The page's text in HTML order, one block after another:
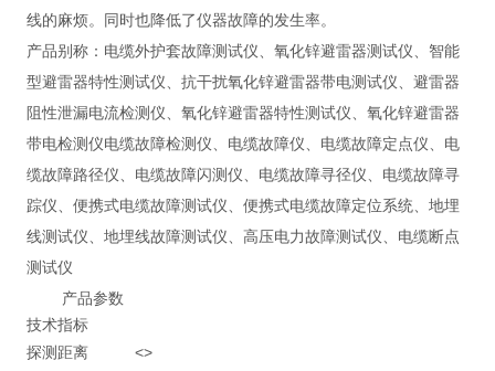
线的麻烦。同时也降低了仪器故障的发生率。
产品别称：电缆外护套故障测试仪、氧化锌避雷器测试仪、智能
型避雷器特性测试仪、抗干扰氧化锌避雷器带电测试仪、避雷器
阻性泄漏电流检测仪、氧化锌避雷器特性测试仪、氧化锌避雷器
带电检测仪电缆故障检测仪、电缆故障仪、电缆故障定点仪、电
缆故障路径仪、电缆故障闪测仪、电缆故障寻径仪、电缆故障寻
踪仪、便携式电缆故障测试仪、便携式电缆故障定位系统、地埋
线测试仪、地埋线故障测试仪、高压电力故障测试仪、电缆断点
测试仪
产品参数
技术指标
探测距离
<>